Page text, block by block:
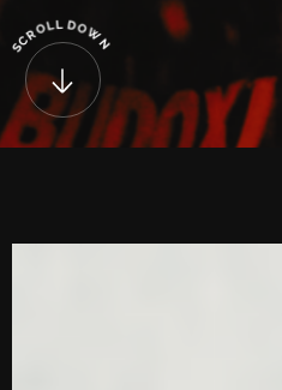
S
CROLL DOWN